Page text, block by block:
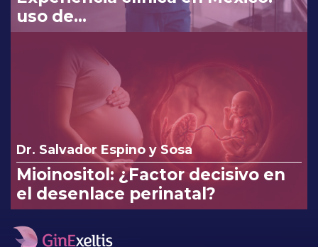
uso de
clindamicina/ketoconazol/lidocaí
na en el tratamiento de
infecciones vaginales.
Dr. Salvador Espino y Sosa
Mioinositol: ¿Factor decisivo en
el desenlace perinatal?